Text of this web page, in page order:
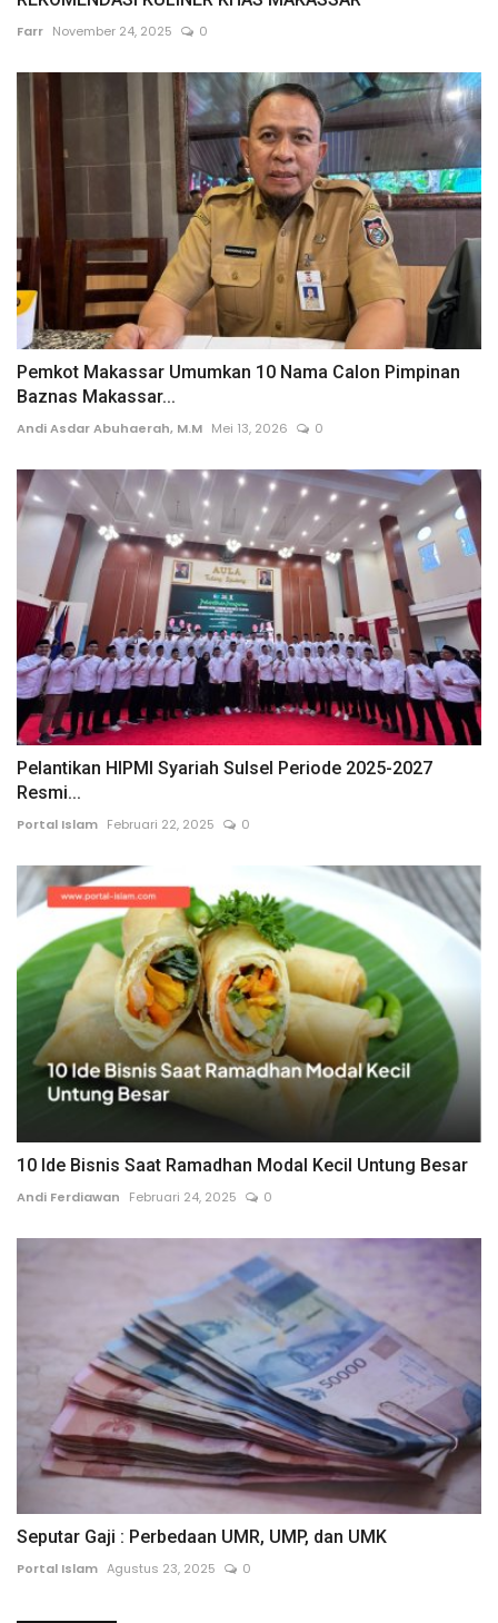
Farr November 24, 2025 0
Pemkot Makassar Umumkan 10 Nama Calon Pimpinan
Baznas Makassar...
Andi Asdar Abuhaerah, M.M Mei 13, 2026 0
Pelantikan HIPMI Syariah Sulsel Periode 2025-2027
Resmi...
Portal Islam Februari 22, 2025 0
10 Ide Bisnis Saat Ramadhan Modal Kecil Untung Besar
Andi Ferdiawan Februari 24, 2025 0
Seputar Gaji : Perbedaan UMR, UMP, dan UMK
Portal Islam Agustus 23, 2025 0